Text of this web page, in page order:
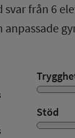
svar från 6
Stöd